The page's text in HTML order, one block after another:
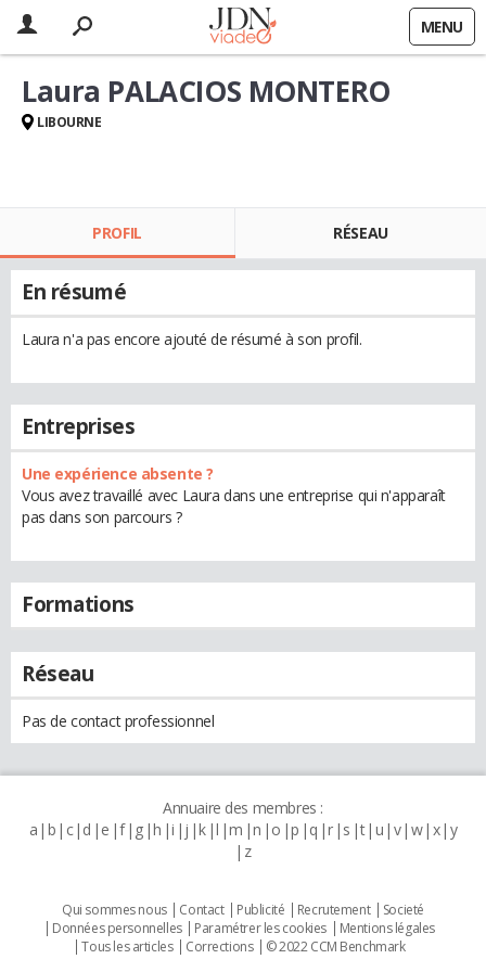
MENU
Laura PALACIOS MONTERO
LIBOURNE
PROFIL RÉSEAU
En résumé
Laura n'a pas encore ajouté de résumé à son profil.
Entreprises
Une expérience absente ?
Vous avez travaillé avec Laura dans une entreprise qui n'apparaît
pas dans son parcours ?
Formations
Réseau
Pas de contact professionnel
Annuaire des membres :
a b c d e f g h i j k l m n o p q r s t u v w x y
z
Qui sommes nous Contact Publicité Recrutement
Societé
Données personnelles
Paramétrer les cookies
Mentions légales
Tous les articles
Corrections © 2022 CCM Benchmark